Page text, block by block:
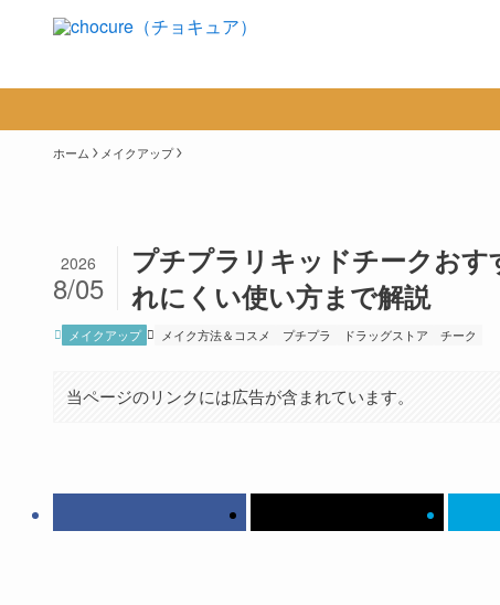
ホーム メイクアップ
プチプラリキッドチークおす
れにくい使い方まで解説
2026
8/05
メイクアップ メイク方法＆コスメ プチプラ ドラッグストア チーク
当ページのリンクには広告が含まれています。